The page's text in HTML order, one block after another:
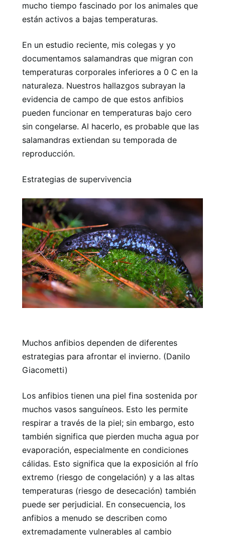
mucho tiempo fascinado por los animales que
están activos a bajas temperaturas.
En un estudio reciente, mis colegas y yo
documentamos salamandras que migran con
temperaturas corporales inferiores a 0 C en la
naturaleza. Nuestros hallazgos subrayan la
evidencia de campo de que estos anfibios
pueden funcionar en temperaturas bajo cero
sin congelarse. Al hacerlo, es probable que las
salamandras extiendan su temporada de
reproducción.
Estrategias de supervivencia
Muchos anfibios dependen de diferentes
estrategias para afrontar el invierno. (Danilo
Giacometti)
Los anfibios tienen una piel fina sostenida por
muchos vasos sanguíneos. Esto les permite
respirar a través de la piel; sin embargo, esto
también significa que pierden mucha agua por
evaporación, especialmente en condiciones
cálidas. Esto significa que la exposición al frío
extremo (riesgo de congelación) y a las altas
temperaturas (riesgo de desecación) también
puede ser perjudicial. En consecuencia, los
anfibios a menudo se describen como
extremadamente vulnerables al cambio